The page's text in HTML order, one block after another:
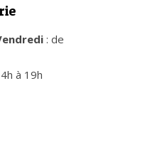
: de
à 19h